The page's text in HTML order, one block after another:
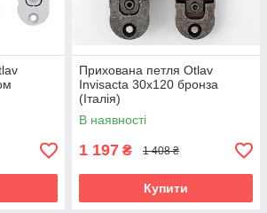
Прихована петля Otlav
Invisacta 30х120 бронза
(Італія)
В наявності
1 197 ₴ 1 408 ₴
Купити